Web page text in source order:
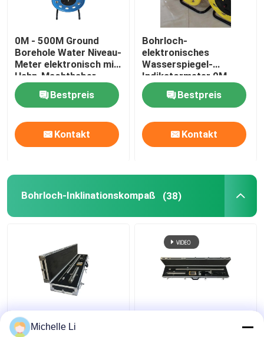
0M - 500M Ground
Borehole Water Niveau-
Meter elektronisch mit
Hahn-Machthaber
Bestpreis
Kontakt
Bohrloch-
elektronisches
Wasserspiegel-
Indikatormeter 0M -
500M Measuring Range
Bestpreis
Kontakt
Bohrloch-Inklinationskompaß (38)
Multi geschossener
Kreiselkompass-
Michelle Li